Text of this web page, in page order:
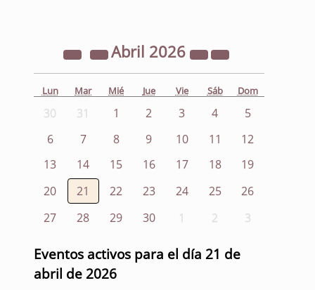
Abril 2026
Lun Mar Mié Jue Vie Sáb Dom
30 31 1 2 3 4
5
6
7 8 9 10 11
12
13
14 15 16 17 18
19
20
21 22 23 24 25
26
27
28 29 30 1 2 3
Eventos activos para el día 21 de
abril de 2026